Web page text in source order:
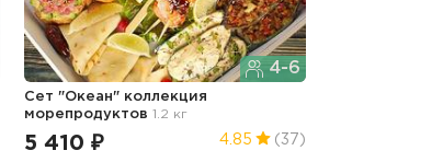
4-6
Сет "Океан" коллекция
морепродуктов
1.2 кг
5 410 ₽ 4.85 (37)